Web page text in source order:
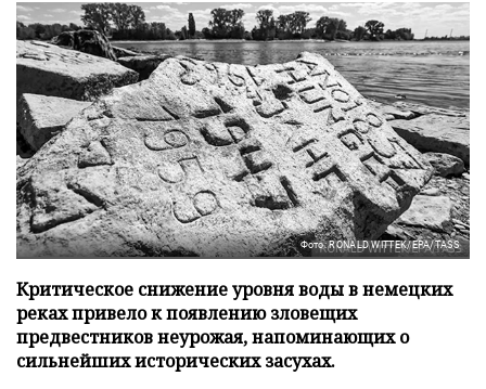
Фото: RONALD WITTEK/EPA/TASS
Критическое снижение уровня воды в немецких
реках привело к появлению зловещих
предвестников неурожая, напоминающих о
сильнейших исторических засухах.